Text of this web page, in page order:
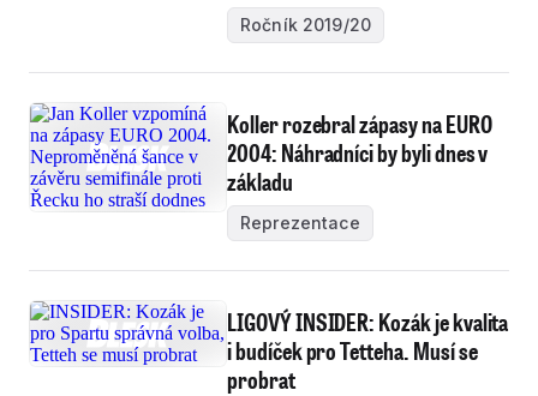
Ročník 2019/20
Koller rozebral zápasy na EURO
2004: Náhradníci by byli dnes v
základu
Reprezentace
LIGOVÝ INSIDER: Kozák je kvalita
i budíček pro Tetteha. Musí se
probrat